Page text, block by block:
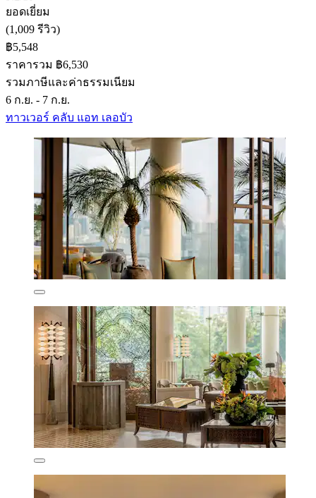
ยอดเยี่ยม
(1,009 รีวิว)
฿5,548
ราคารวม ฿6,530
รวมภาษีและค่าธรรมเนียม
6 ก.ย. - 7 ก.ย.
ทาวเวอร์ คลับ แอท เลอบัว